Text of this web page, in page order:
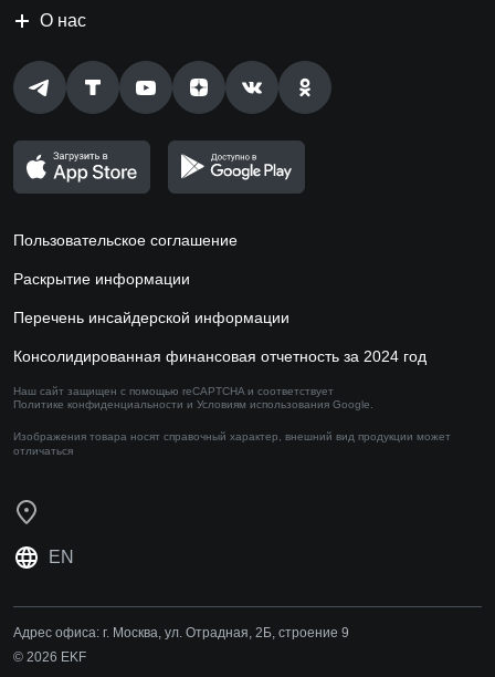
О нас
Пользовательское соглашение
Раскрытие информации
Перечень инсайдерской информации
Консолидированная финансовая отчетность за 2024 год
Наш сайт защищен с помощью reCAPTCHA и соответствует
Политике конфиденциальности и Условиям использования Google.
Изображения товара носят справочный характер, внешний вид продукции может
отличаться
EN
Адрес офиса: г. Москва, ул. Отрадная, 2Б, строение 9
© 2026 EKF